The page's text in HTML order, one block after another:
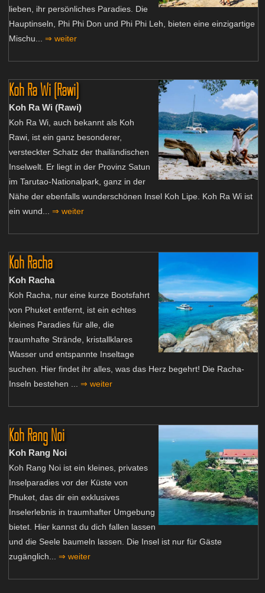
lieben, ihr persönliches Paradies. Die
Hauptinseln, Phi Phi Don und Phi Phi Leh, bieten eine einzigartige
Mischu... ⇒ weiter
Koh Ra Wi (Rawi)
Koh Ra Wi (Rawi)
Koh Ra Wi, auch bekannt als Koh
Rawi, ist ein ganz besonderer,
versteckter Schatz der thailändischen
Inselwelt. Er liegt in der Provinz Satun
im Tarutao-Nationalpark, ganz in der
Nähe der ebenfalls wunderschönen Insel Koh Lipe. Koh Ra Wi ist
ein wund... ⇒ weiter
Koh Racha
Koh Racha
Koh Racha, nur eine kurze Bootsfahrt
von Phuket entfernt, ist ein echtes
kleines Paradies für alle, die
traumhafte Strände, kristallklares
Wasser und entspannte Inseltage
suchen. Hier findet ihr alles, was das Herz begehrt! Die Racha-
Inseln bestehen ... ⇒ weiter
Koh Rang Noi
Koh Rang Noi
Koh Rang Noi ist ein kleines, privates
Inselparadies vor der Küste von
Phuket, das dir ein exklusives
Inselerlebnis in traumhafter Umgebung
bietet. Hier kannst du dich fallen lassen
und die Seele baumeln lassen. Die Insel ist nur für Gäste
zugänglich... ⇒ weiter